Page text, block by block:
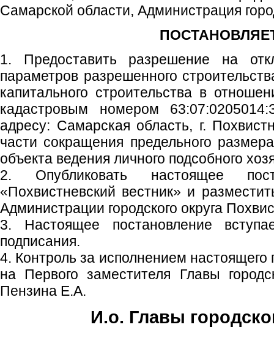
Самарской области, Администрация
1. Предоставить разрешение на
параметров разрешенного
капитального строительства в
кадастровым номером
адресу: Самарская область, г.
части сокращения предельного
объекта ведения личного подсобного
2. Опубликовать настоящее
«Похвистневский вестник» и
Администрации городского округа
3. Настоящее постановление
подписания.
4. Контроль за исполнением настоящего
на Первого заместителя Главы
Пензина Е.А.
И.о. Главы